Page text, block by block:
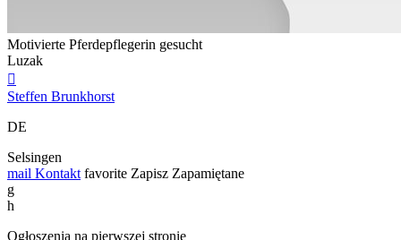
Motivierte Pferdepflegerin gesucht
Luzak

Steffen Brunkhorst
DE
Selsingen
mail Kontakt favorite Zapisz Zapamiętane
g
h
Ogłoszenia na pierwszej stronie